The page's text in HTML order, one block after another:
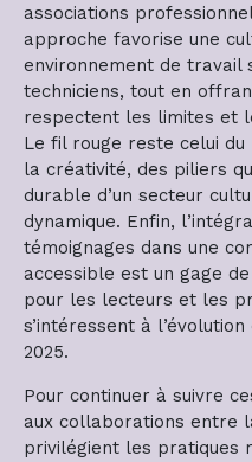
associations
approche favorise une
environnement de travail
techniciens, tout en
respectent les limites et
Le fil rouge reste celui
la créativité, des piliers
durable d’un secteur
dynamique. Enfin,
témoignages dans une
accessible est un gage
pour les lecteurs et les
s’intéressent à
2025.
Pour continuer à suivre
aux collaborations entre
privilégient les pratiques